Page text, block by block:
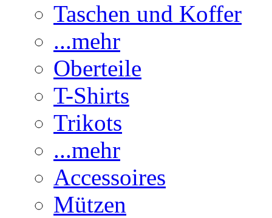
Taschen und Koffer
...mehr
Oberteile
T-Shirts
Trikots
...mehr
Accessoires
Mützen